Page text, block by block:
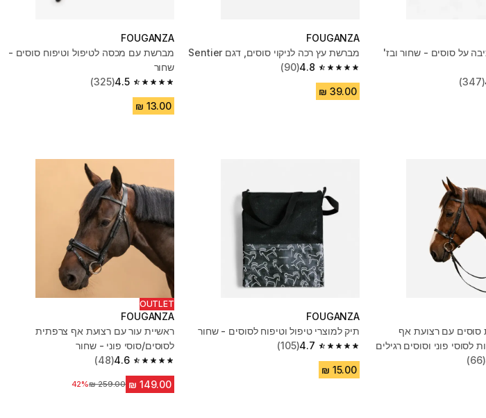
על סוסים - שחור ובז'
(347)
FOUGANZA
מברשת עץ רכה לניקוי סוסים, דגם Sentier
4.8
4.8 out of 5 stars from 90 reviews
(90)
FOUGANZA
מברשת עם מכסה לטיפול וטיפוח סוסים -
שחור
4.5
4.5 out of 5 stars from 325 reviews
(325)
סוסים עם רצועת אף
לסוסי פוני וסוסים רגילים
(66)
FOUGANZA
תיק למוצרי טיפול וטיפוח לסוסים - שחור
4.7
4.7 out of 5 stars from 105 reviews
(105)
OUTLET
FOUGANZA
ראשיית עור עם רצועת אף צרפתית
לסוסים/סוסי פוני - שחור
4.6
4.6 out of 5 stars from 48 reviews
(48)
מחיר לפני הנחה
42%